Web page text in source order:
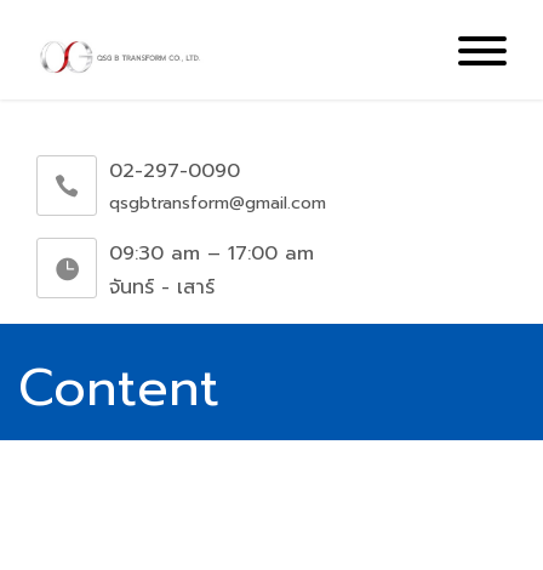
02-297-0090
qsgbtransform@gmail.com
09:30 am – 17:00 am
จันทร์ - เสาร์
Content